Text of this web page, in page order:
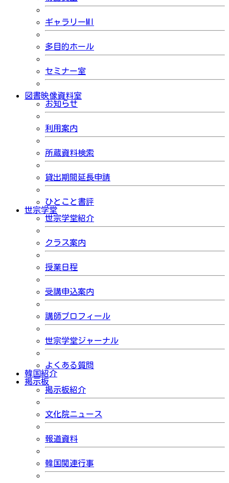
ギャラリーMI
多目的ホール
セミナー室
図書映像資料室
お知らせ
利用案内
所蔵資料検索
貸出期間延長申請
ひとこと書評
世宗学堂
世宗学堂紹介
クラス案内
授業日程
受講申込案内
講師プロフィール
世宗学堂ジャーナル
よくある質問
韓国紹介
掲示板
掲示板紹介
文化院ニュース
報道資料
韓国関連行事